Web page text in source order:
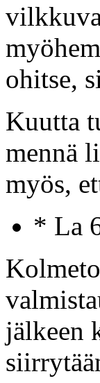
ohitse,
Kuutta
mennä
myös,
* La
jälkeen